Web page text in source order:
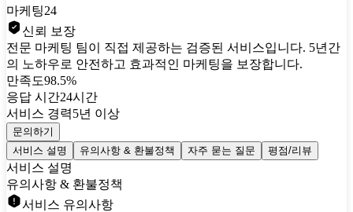
마케팅24
신뢰 보장
전문 마케팅 팀이 직접 제공하는 검증된 서비스입니다. 5년간
의 노하우로 안전하고 효과적인 마케팅을 보장합니다.
만족도98.5%
응답 시간24시간
서비스 경력5년 이상
문의하기
서비스 설명
유의사항 & 환불정책 자주 묻는 질문 평점/리뷰
서비스 설명
유의사항 & 환불정책
서비스 유의사항